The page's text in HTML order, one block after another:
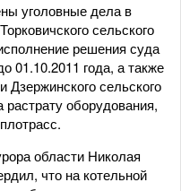
уголовные дела в
сельского
решения суда
01.10.2011 года, а также
сельского
оборудования,
области Николая
что на котельной